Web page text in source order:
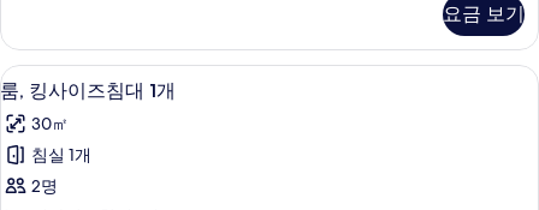
진
모
두
보
기
침
실
1
개
자
세
보
요금 보기
룸,
킹
사
이
즈
미니바, 객실 내 금고, 책상, 노트북 작
4
룸, 킹사이즈침대 1개
30㎡
침실 1개
2명